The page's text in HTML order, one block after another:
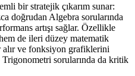
bir stratejik çıkarım sunar:
doğrudan Algebra sorularında
artışı sağlar. Özellikle
de ileri düzey matematik
alır ve fonksiyon grafiklerini
sorularında da kritik